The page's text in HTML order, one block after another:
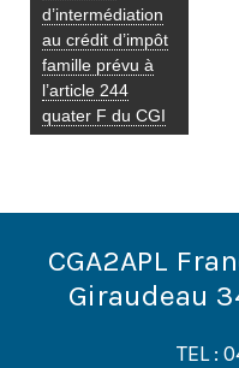
d’intermédiation
au crédit d’impôt
famille prévu à
l’article 244
quater F du CGI
CGA2APL
Giraudeau
TEL :